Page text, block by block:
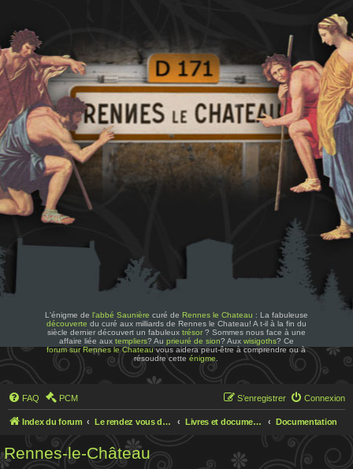
L'énigme de l'abbé Saunière curé de Rennes le Chateau : La fabuleuse
découverte du curé aux milliards de Rennes le Chateau! A t-il à la fin du
siècle dernier découvert un fabuleux trésor? Sommes nous face à une
affaire liée aux templiers? Au prieuré de sion? Aux wisigoths? Ce
forum sur Rennes le Chateauvous aidera peut-être à comprendre ou à
résoudre cetteénigme
FAQ PCM Connexion
S’enregistrer
Index du forum Le rendez vous des chercheurs Livres et documentations sur Rennes le Chateau Documentation
Rennes-le-Château